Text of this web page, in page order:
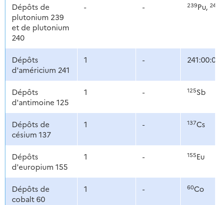
Dépôts de
plutonium 239
et de plutonium
240
- - 239Pu, 240
Dépôts
d'américium 241
1 - 241:00:00
Dépôts
d'antimoine 125
1 - 125Sb
Dépôts de
césium 137
1 - 137Cs
Dépôts
d'europium 155
1 - 155Eu
Dépôts de
cobalt 60
1 - 60Co